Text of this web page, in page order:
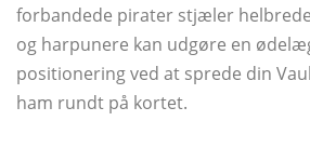
forbandede pirater stjæler
og harpunere kan udgøre en
positionering ved at sprede din
ham rundt på kortet.